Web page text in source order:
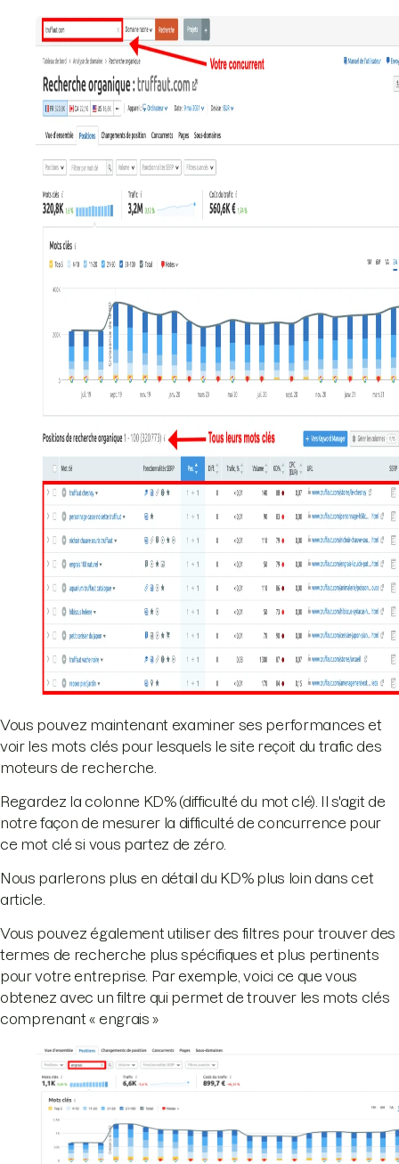
Vous pouvez maintenant examiner ses performances et
voir les mots clés pour lesquels le site reçoit du trafic des
moteurs de recherche.
Regardez la colonne KD% (difficulté du mot clé). Il s'agit de
notre façon de mesurer la difficulté de concurrence pour
ce mot clé si vous partez de zéro.
Nous parlerons plus en détail du KD% plus loin dans cet
article.
Vous pouvez également utiliser des filtres pour trouver des
termes de recherche plus spécifiques et plus pertinents
pour votre entreprise. Par exemple, voici ce que vous
obtenez avec un filtre qui permet de trouver les mots clés
comprenant « engrais »